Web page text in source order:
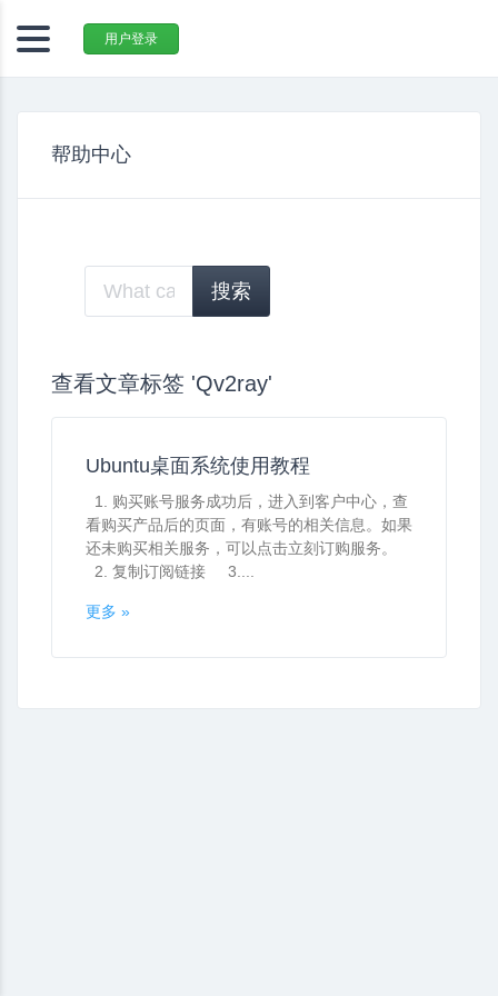
用户登录
帮助中心
查看文章标签 'Qv2ray'
Ubuntu桌面系统使用教程
1. 购买账号服务成功后，进入到客户中心，查
看购买产品后的页面，有账号的相关信息。如果
还未购买相关服务，可以点击立刻订购服务。
2. 复制订阅链接 3....
更多 »